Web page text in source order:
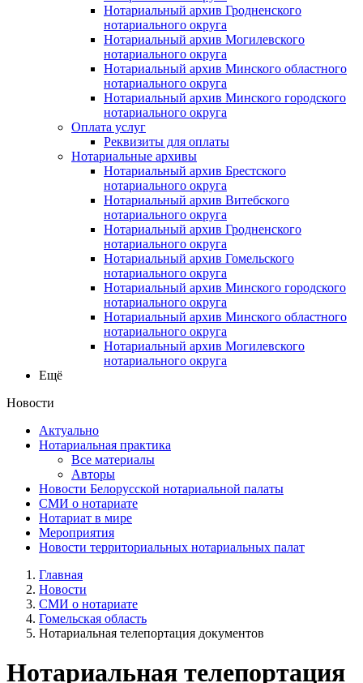
Нотариальный архив Гродненского
нотариального округа
Нотариальный архив Могилевского
нотариального округа
Нотариальный архив Минского областного
нотариального округа
Нотариальный архив Минского городского
нотариального округа
Оплата услуг
Реквизиты для оплаты
Нотариальные архивы
Нотариальный архив Брестского
нотариального округа
Нотариальный архив Витебского
нотариального округа
Нотариальный архив Гродненского
нотариального округа
Нотариальный архив Гомельского
нотариального округа
Нотариальный архив Минского городского
нотариального округа
Нотариальный архив Минского областного
нотариального округа
Нотариальный архив Могилевского
нотариального округа
Ещё
Новости
Актуально
Нотариальная практика
Все материалы
Авторы
Новости Белорусской нотариальной палаты
СМИ о нотариате
Нотариат в мире
Мероприятия
Новости территориальных нотариальных палат
Главная
Новости
СМИ о нотариате
Гомельская область
Нотариальная телепортация документов
Нотариальная телепортация